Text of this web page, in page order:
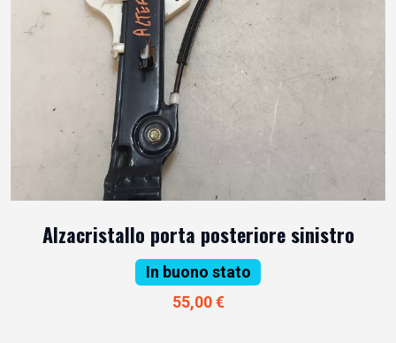
Alzacristallo porta posteriore sinistro
In buono stato
55,00 €